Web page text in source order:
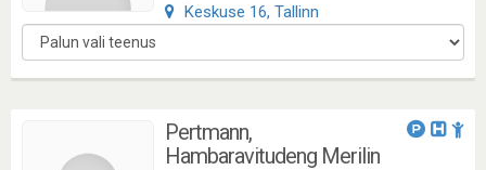
Keskuse 16, Tallinn
Pertmann,
Hambaravitudeng Merilin